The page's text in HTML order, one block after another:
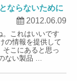
ならないために
2012.06.09
。これはいいです
の情報を提供して
そこにあると思っ
ない製品 …